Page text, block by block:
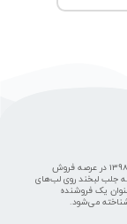
شرکت مستر کادو، با پرتویی از خلاقیت و ایده‌های نوآورانه، از سال 1398 در عرصه فروش
به جلب لبخند روی لب‌های
یک فروشنده
می‌شود.